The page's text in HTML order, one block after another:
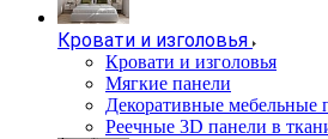
Кровати и изголовья
Кровати и изголовья
Мягкие панели
Декоративные мебельные
Реечные 3D панели в